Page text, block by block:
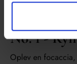
No. 1 -
Oplev en